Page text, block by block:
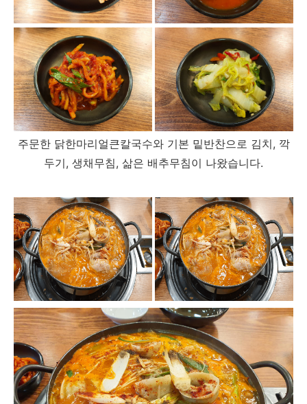
주문한 닭한마리얼큰칼국수와 기본 밑반찬으로 김치, 깍
두기, 생채무침, 삶은 배추무침이 나왔습니다.